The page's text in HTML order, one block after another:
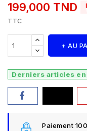
199,000 TND
TTC
+ AU
Derniers articles
Paiement